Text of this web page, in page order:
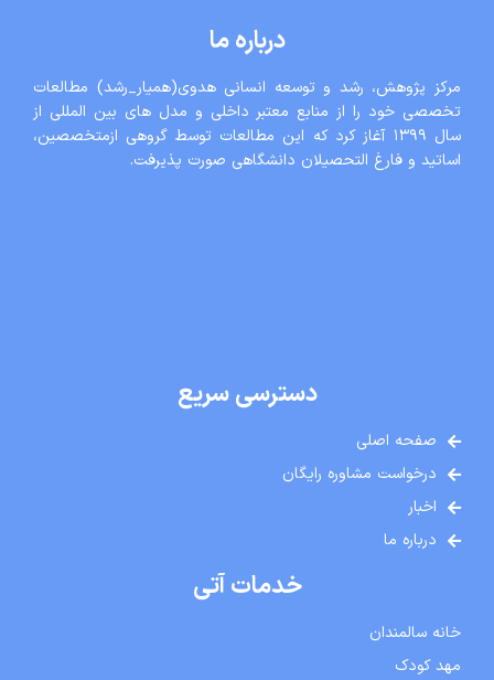
درباره ما
مرکز پژوهش، رشد و توسعه انسانی هدوی(همیار_رشد) مطالعات
تخصصی خود را از منابع معتبر داخلی و مدل های بین المللی از
سال ١٣٩٩ آغاز کرد که این مطالعات توسط گروهی ازمتخصصین،
اساتید و فارغ التحصیلان دانشگاهی صورت پذیرفت.
دسترسی سریع
صفحه اصلی
درخواست مشاوره رایگان
اخبار
درباره ما
خدمات آتی
خانه سالمندان
مهد کودک